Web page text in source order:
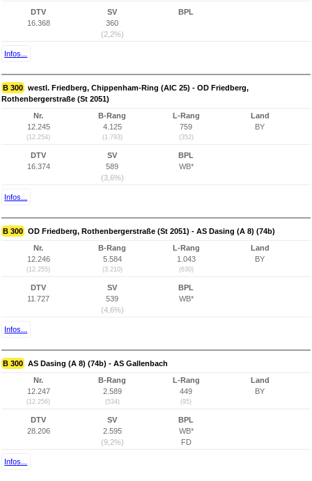
DTV
16.368
SV
360
(2,2%)
BPL
Infos...
B 300 westl. Friedberg, Chippenham-Ring (AIC 25) - OD Friedberg,
Rothenbergerstraße (St 2051)
Nr.
12.245
(12.254)
B-Rang
4.125
(1.793)
L-Rang
759
(352)
Land
BY
DTV
16.374
SV
589
(3,6%)
BPL
WB*
Infos...
B 300 OD Friedberg, Rothenbergerstraße (St 2051) - AS Dasing (A 8) (74b)
Nr.
12.246
(12.255)
B-Rang
5.584
(3.210)
L-Rang
1.043
(630)
Land
BY
DTV
11.727
SV
539
(4,6%)
BPL
WB*
Infos...
B 300 AS Dasing (A 8) (74b) - AS Gallenbach
Nr.
12.247
(12.256)
B-Rang
2.589
(534)
L-Rang
449
(95)
Land
BY
DTV
28.206
SV
2.595
(9,2%)
BPL
WB*
FD
Infos...